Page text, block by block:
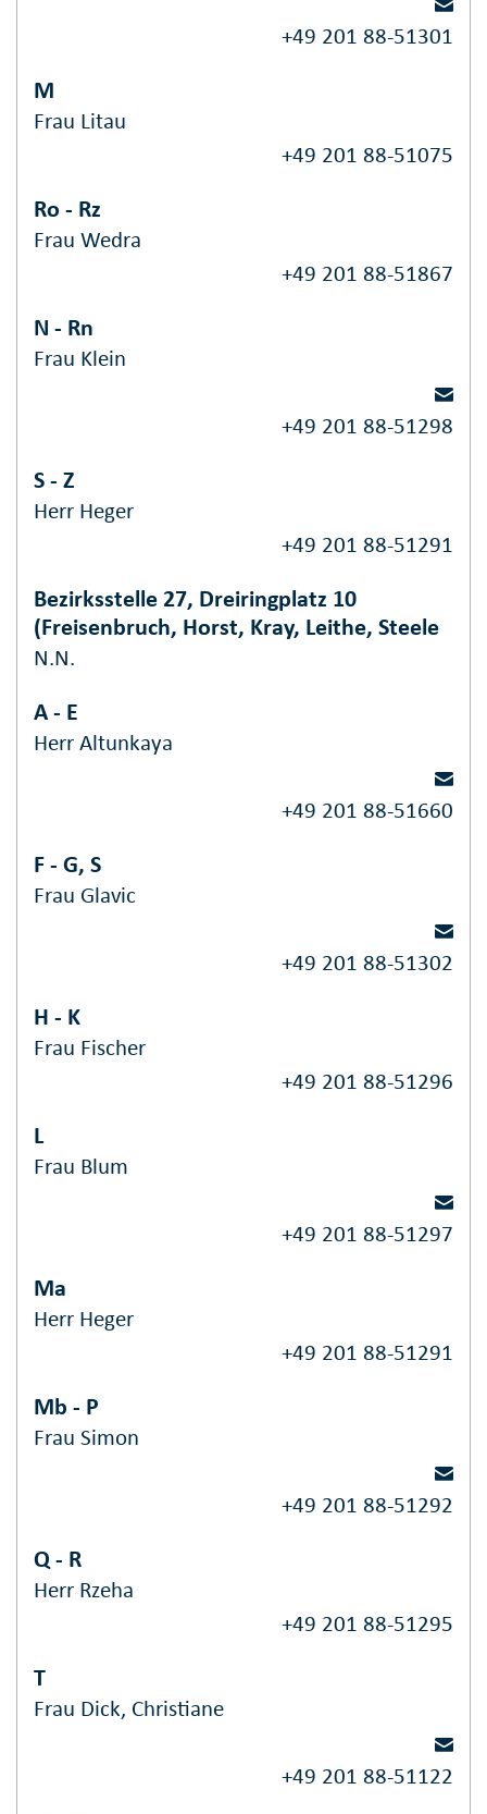
+49 201 88-51301
M
Frau Litau
+49 201 88-51075
Ro - Rz
Frau Wedra
+49 201 88-51867
N - Rn
Frau Klein
+49 201 88-51298
S - Z
Herr Heger
+49 201 88-51291
Bezirksstelle 27, Dreiringplatz 10
(Freisenbruch, Horst, Kray, Leithe, Steele
N.N.
A - E
Herr Altunkaya
+49 201 88-51660
F - G, S
Frau Glavic
+49 201 88-51302
H - K
Frau Fischer
+49 201 88-51296
L
Frau Blum
+49 201 88-51297
Ma
Herr Heger
+49 201 88-51291
Mb - P
Frau Simon
+49 201 88-51292
Q - R
Herr Rzeha
+49 201 88-51295
T
Frau Dick, Christiane
+49 201 88-51122